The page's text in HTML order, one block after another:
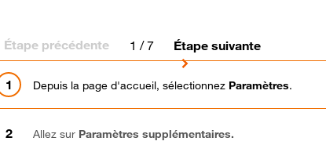
Étape précédente 1 / 7 Étape suivante
Depuis la page d'accueil, sélectionnez Paramètres.
Allez sur Paramètres supplémentaires.